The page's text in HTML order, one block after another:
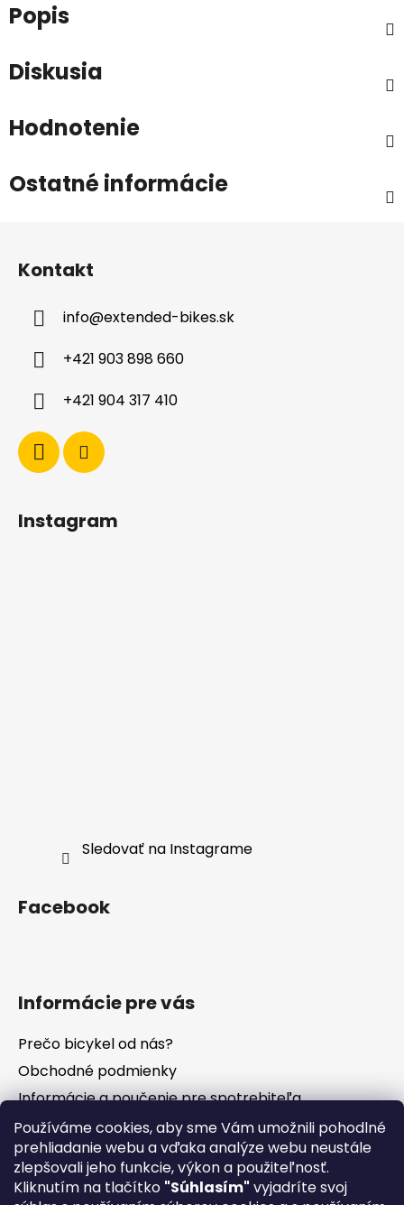
Používáme cookies, aby sme Vám umožnili pohodlné
prehliadanie webu a vďaka analýze webu neustále
zlepšovali jeho funkcie, výkon a použiteľnosť.
Kliknutím na tlačítko "Súhlasím" vyjadríte svoj
Popis
Diskusia
Hodnotenie
Ostatné informácie
Kontakt
info@extended-bikes.sk
+421 903 898 660
+421 904 317 410
Instagram
Sledovať na Instagrame
Facebook
Informácie pre vás
Prečo bicykel od nás?
Obchodné podmienky
Informácie a poučenie pre spotrebiteľa
Vrátenie tovaru - odstúpenie od zmluvy
Ochrana osobných údajov
Súbory cookies